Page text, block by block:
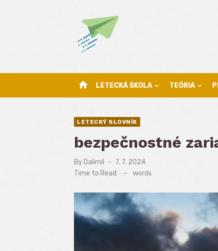
home LETECKÁ ŠKOLA TEÓRIA
LETECKÝ SLOVNÍK
bezpečnostné
By Dalimil
Posted
on
7. 7. 2024
Time to Read:
- words